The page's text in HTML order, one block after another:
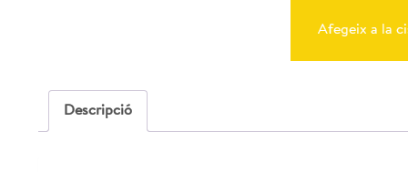
Reserva
13-
Afegeix a la
Descripció